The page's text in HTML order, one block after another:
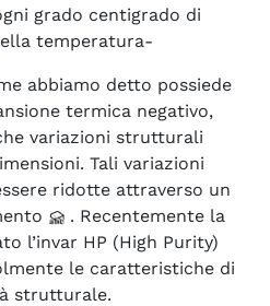
grado centigrado di
temperatura-
abbiamo detto possiede
termica negativo,
variazioni strutturali
Tali variazioni
ridotte attraverso un
. Recentemente la
l’invar HP (High Purity)
le caratteristiche di
strutturale.